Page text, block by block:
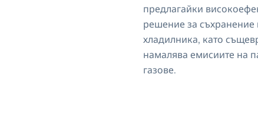
предлагайки
решение за съхранение
хладилника, като
намалява емисиите на
газове.